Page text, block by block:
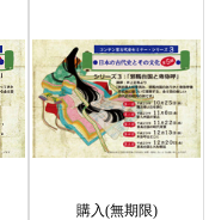
購入(無期限)